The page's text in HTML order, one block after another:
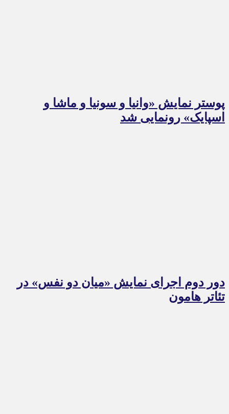
پوستر نمایش «وانیا و سونیا و ماشا و
اسپایک» رونمایی شد
دور دوم اجرای نمایش «میان دو نفس» در
تئاتر هامون